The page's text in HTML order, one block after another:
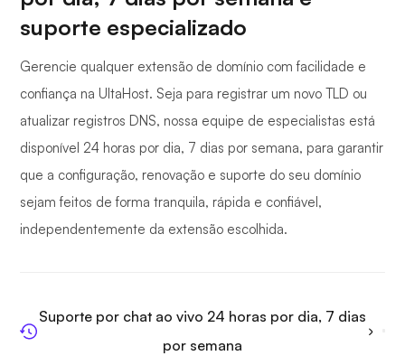
suporte especializado
Gerencie qualquer extensão de domínio com facilidade e
confiança na UltaHost. Seja para registrar um novo TLD ou
atualizar registros DNS, nossa equipe de especialistas está
disponível 24 horas por dia, 7 dias por semana, para garantir
que a configuração, renovação e suporte do seu domínio
sejam feitos de forma tranquila, rápida e confiável,
independentemente da extensão escolhida.
Suporte por chat ao vivo 24 horas por dia, 7 dias
por semana